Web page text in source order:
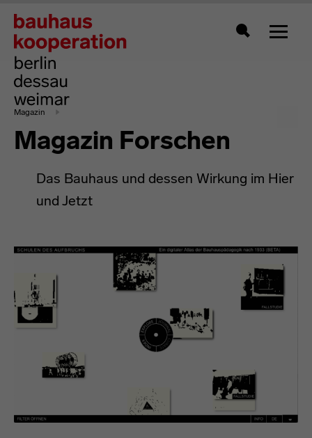
Zeigt
Magazin
Magazin Forschen
Das Bauhaus und dessen Wirkung im Hier
und Jetzt